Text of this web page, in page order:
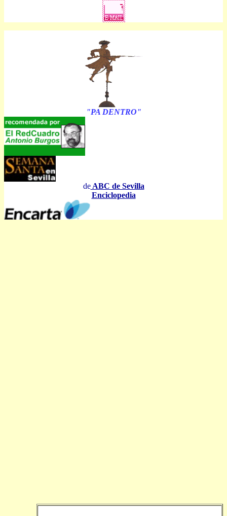
"PA DENTRO"
deABC de Sevilla
Enciclopedia